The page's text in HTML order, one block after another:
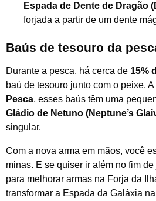
Espada de Dente de Dragão
forjada a partir de um dente
Baús de tesouro da
Durante a pesca, há cerca de 15%
baú de tesouro junto com o peixe.
Pesca, esses baús têm uma
Gládio de Netuno (Neptune’s
singular.
Com a nova arma em mãos, você
minas. E se quiser ir além no fim
para melhorar armas na Forja da
transformar a Espada da Galáxia